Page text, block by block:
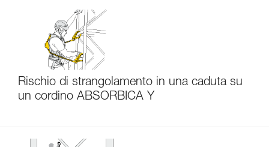
Rischio di strangolamento in una caduta su
un cordino ABSORBICA Y